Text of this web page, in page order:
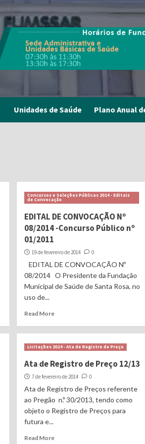
Unidades de Saúde Plano Anual
Concursos e Seleções Públicas 2014 - Editais
de Convocação
EDITAL DE CONVOCAÇÃO Nº
08/2014 -Concurso Público nº
01/2011
19 de fevereiro de 2014 0
EDITAL DE CONVOCAÇÃO Nº
08/2014 O Presidente da Fundação
Municipal de Saúde de Santa Rosa, no
uso de...
Read More
Licitações 2014 - Ata de Registro de Preço
Ata de Registro de Preço 12/13
7 de fevereiro de 2014 0
Ata de Registro de Preços referente
ao Pregão n.º 30/2013, tendo como
objeto o Registro de Preços para
futura e...
Read More